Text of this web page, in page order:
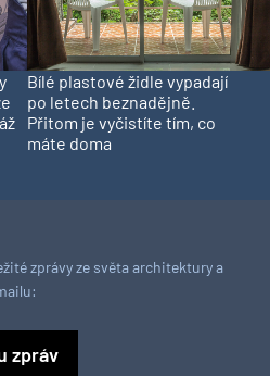
Bílé plastové židle vypadají
po letech beznadějně.
Přitom je vyčistíte tím, co
máte doma
zprávy ze světa architektury a
zpráv